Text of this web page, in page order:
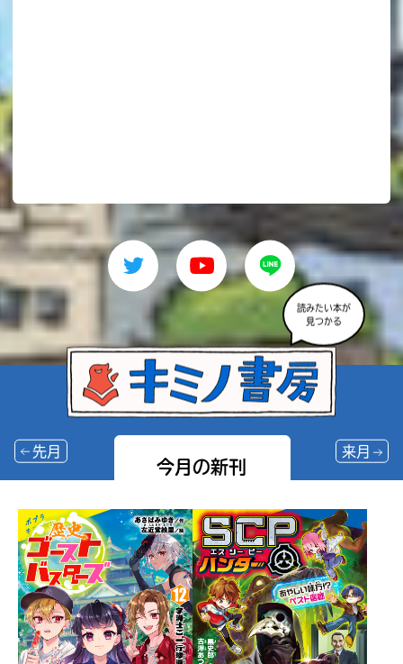
読みたい本が
今月の新刊
先月 来月